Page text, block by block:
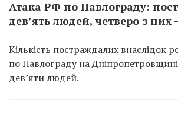
Атака РФ по Павлограду:
дев’ять людей, четверо з них
Кількість постраждалих внаслідок
по Павлограду на
дев’яти людей.